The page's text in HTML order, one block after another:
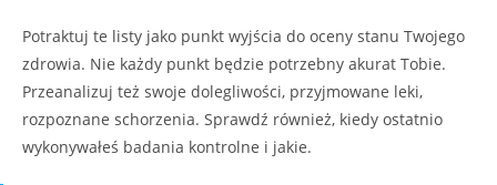
Potraktuj te listy jako punkt wyjścia do oceny stanu Twojego
zdrowia. Nie każdy punkt będzie potrzebny akurat Tobie.
Przeanalizuj też swoje dolegliwości, przyjmowane leki,
rozpoznane schorzenia. Sprawdź również, kiedy ostatnio
wykonywałeś badania kontrolne i jakie.